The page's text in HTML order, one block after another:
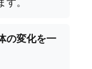
。
の変化を一